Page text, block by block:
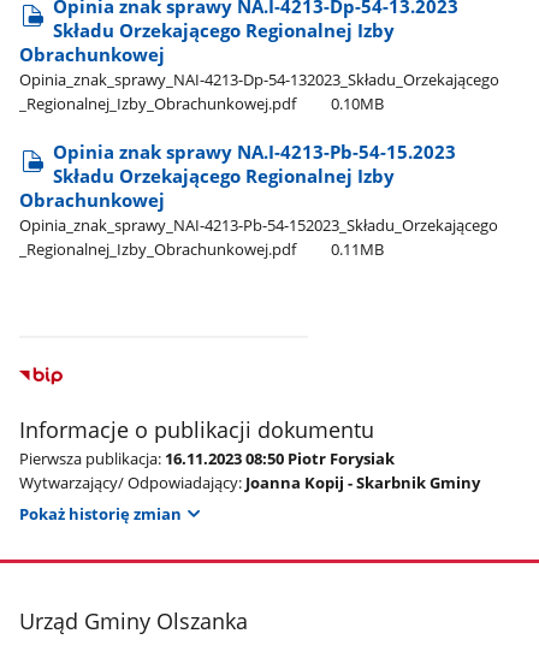
Opinia znak sprawy NA.I-4213-Dp-54-13.2023
Składu Orzekającego Regionalnej Izby
Obrachunkowej
Opinia​_znak​_sprawy​_NAI-4213-Dp-54-132023​_Składu​_Orzekającego​
_Regionalnej​_Izby​_Obrachunkowej.pdf
0.10MB
Opinia znak sprawy NA.I-4213-Pb-54-15.2023
Składu Orzekającego Regionalnej Izby
Obrachunkowej
Opinia​_znak​_sprawy​_NAI-4213-Pb-54-152023​_Składu​_Orzekającego​
_Regionalnej​_Izby​_Obrachunkowej.pdf
0.11MB
Informacje o publikacji dokumentu
Pierwsza publikacja: 16.11.2023 08:50 Piotr Forysiak
Wytwarzający/ Odpowiadający: Joanna Kopij - Skarbnik Gminy
Pokaż historię zmian
stopka
Urząd Gminy Olszanka